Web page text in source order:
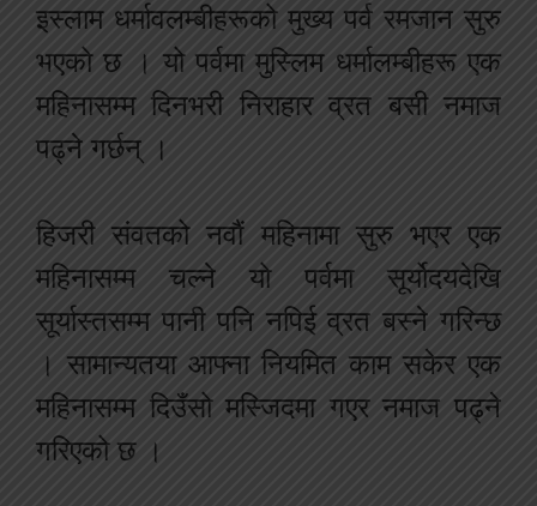
इस्लाम धर्मावलम्बीहरूको मुख्य पर्व रमजान सुरु
भएको छ । यो पर्वमा मुस्लिम धर्मालम्बीहरू एक
महिनासम्म दिनभरी निराहार व्रत बसी नमाज
पढ्ने गर्छन् ।
हिजरी संवतको नवौं महिनामा सुरु भएर एक
महिनासम्म चल्ने यो पर्वमा सूर्योदयदेखि
सूर्यास्तसम्म पानी पनि नपिई व्रत बस्ने गरिन्छ
। सामान्यतया आफ्ना नियमित काम सकेर एक
महिनासम्म दिउँसो मस्जिदमा गएर नमाज पढ्ने
गरिएको छ ।